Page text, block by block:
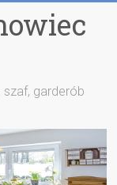
szaf, garderób